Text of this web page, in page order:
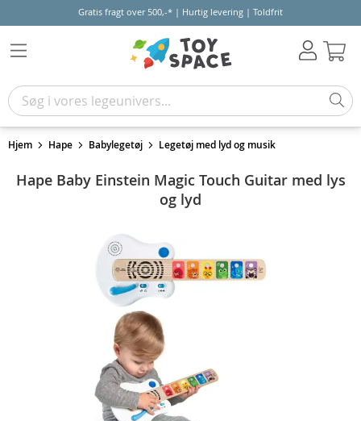
Gratis fragt over 500,-* | Hurtig levering | Toldfrit
Hjem Hape Babylegetøj Legetøj med lyd og musik
Hape Baby Einstein Magic Touch Guitar med lys
og lyd